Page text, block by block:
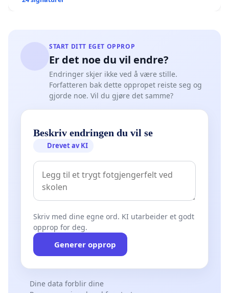
START DITT EGET OPPROP
Er det noe du vil endre?
Endringer skjer ikke ved å være stille.
Forfatteren bak dette oppropet reiste seg og
gjorde noe. Vil du gjøre det samme?
Beskriv endringen du vil se
Drevet av KI
Skriv med dine egne ord. KI utarbeider et godt
opprop for deg.
Generer opprop
Dine data forblir dine